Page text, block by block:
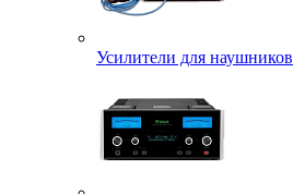
Усилители для наушников